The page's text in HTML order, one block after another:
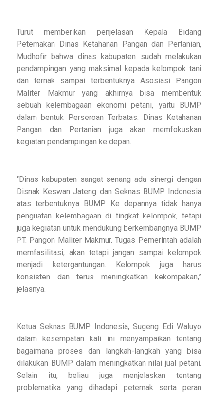
Turut memberikan penjelasan Kepala Bidang
Peternakan Dinas Ketahanan Pangan dan Pertanian,
Mudhofir bahwa dinas kabupaten sudah melakukan
pendampingan yang maksimal kepada kelompok tani
dan ternak sampai terbentuknya Asosiasi Pangon
Maliter Makmur yang akhirnya bisa membentuk
sebuah kelembagaan ekonomi petani, yaitu BUMP
dalam bentuk Perseroan Terbatas. Dinas Ketahanan
Pangan dan Pertanian juga akan memfokuskan
kegiatan pendampingan ke depan.
“Dinas kabupaten sangat senang ada sinergi dengan
Disnak Keswan Jateng dan Seknas BUMP Indonesia
atas terbentuknya BUMP. Ke depannya tidak hanya
penguatan kelembagaan di tingkat kelompok, tetapi
juga kegiatan untuk mendukung berkembangnya BUMP
PT. Pangon Maliter Makmur. Tugas Pemerintah adalah
memfasilitasi, akan tetapi jangan sampai kelompok
menjadi ketergantungan. Kelompok juga harus
konsisten dan terus meningkatkan kekompakan,”
jelasnya.
Ketua Seknas BUMP Indonesia, Sugeng Edi Waluyo
dalam kesempatan kali ini menyampaikan tentang
bagaimana proses dan langkah-langkah yang bisa
dilakukan BUMP dalam meningkatkan nilai jual petani.
Selain itu, beliau juga menjelaskan tentang
problematika yang dihadapi peternak serta peran